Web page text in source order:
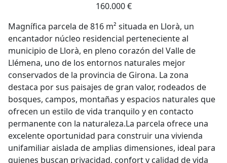
160.000 €
Magnífica parcela de 816 m² situada en Llorà, un
encantador núcleo residencial perteneciente al
municipio de Llorà, en pleno corazón del Valle de
Llémena, uno de los entornos naturales mejor
conservados de la provincia de Girona. La zona
destaca por sus paisajes de gran valor, rodeados de
bosques, campos, montañas y espacios naturales que
ofrecen un estilo de vida tranquilo y en contacto
permanente con la naturaleza.La parcela ofrece una
excelente oportunidad para construir una vivienda
unifamiliar aislada de amplias dimensiones, ideal para
quienes buscan privacidad, confort y calidad de vida